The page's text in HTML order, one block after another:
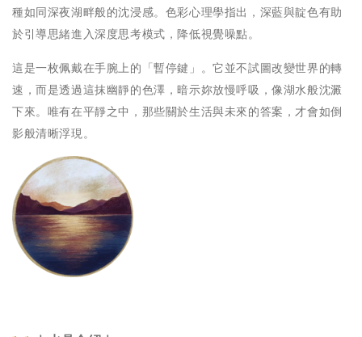
種如同深夜湖畔般的沈浸感。色彩心理學指出，深藍與靛色有助
於引導思緒進入深度思考模式，降低視覺噪點。
這是一枚佩戴在手腕上的「暫停鍵」。它並不試圖改變世界的轉
速，而是透過這抹幽靜的色澤，暗示妳放慢呼吸，像湖水般沈澱
下來。唯有在平靜之中，那些關於生活與未來的答案，才會如倒
影般清晰浮現。